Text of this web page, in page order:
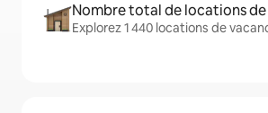
Nombre total de locations
Explorez 1 440 locations de